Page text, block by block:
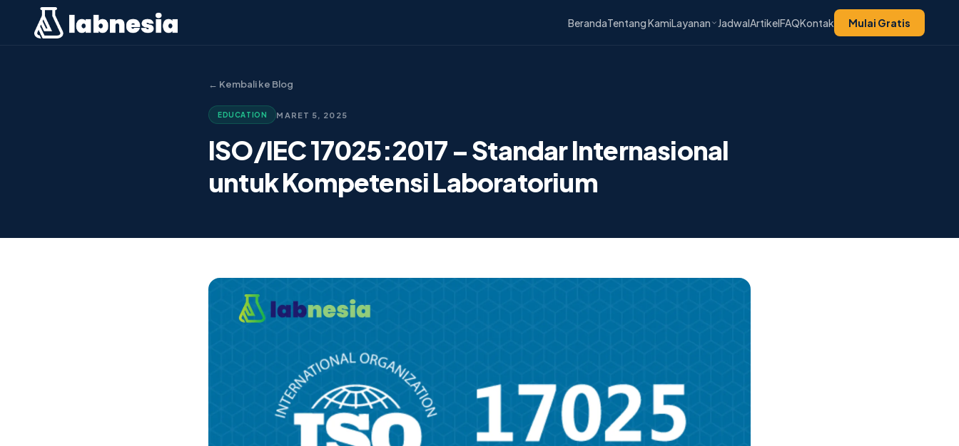
BerandaTentang KamiLayanan JadwalArtikelFAQKontak Mulai Gratis
← Kembali ke Blog
EDUCATION MARET 5, 2025
ISO/IEC 17025:2017 – Standar Internasional
untuk Kompetensi Laboratorium